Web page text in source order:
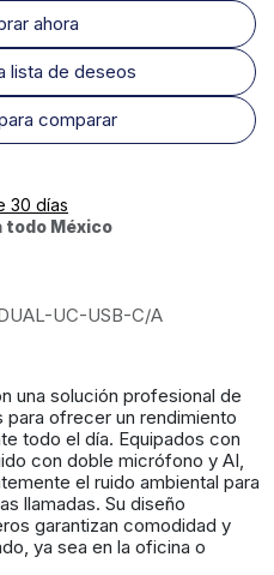
ahora
comparar
lista de deseos
30 días
todo México
UC-USB-C/A
una solución profesional de
para ofrecer un rendimiento
todo el día. Equipados con
con doble micrófono y AI,
el ruido ambiental para
llamadas. Su diseño
garantizan comodidad y
ya sea en la oficina o